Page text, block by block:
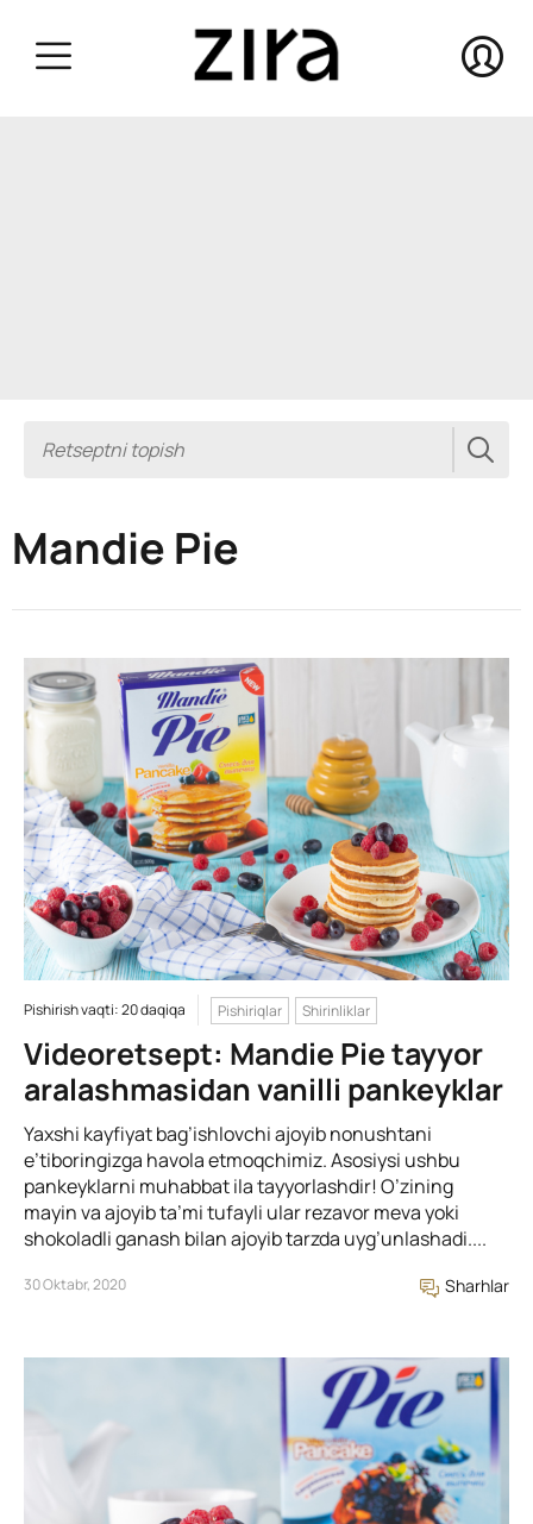
Mandie Pie
Pishirish vaqti: 20 daqiqa Pishiriqlar Shirinliklar
Videoretsept: Mandie Pie tayyor
aralashmasidan vanilli pankeyklar
Yaxshi kayfiyat bag’ishlovchi ajoyib nonushtani
e’tiboringizga havola etmoqchimiz. Asosiysi ushbu
pankeyklarni muhabbat ila tayyorlashdir! O’zining
mayin va ajoyib ta’mi tufayli ular rezavor meva yoki
shokoladli ganash bilan ajoyib tarzda uyg’unlashadi....
30 Oktabr, 2020 Sharhlar